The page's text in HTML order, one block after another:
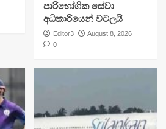
පාරිභෝගික සේවා
අධිකාරියෙන් වටලයි
Editor3
August 8, 2026
0